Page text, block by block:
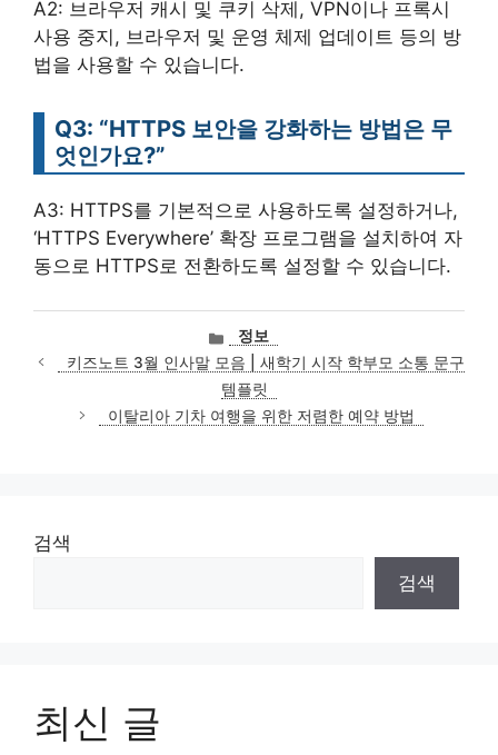
A2: 브라우저 캐시 및 쿠키 삭제, VPN이나 프록시
사용 중지, 브라우저 및 운영 체제 업데이트 등의 방
법을 사용할 수 있습니다.
Q3: “HTTPS 보안을 강화하는 방법은 무
엇인가요?”
A3: HTTPS를 기본적으로 사용하도록 설정하거나,
‘HTTPS Everywhere’ 확장 프로그램을 설치하여 자
동으로 HTTPS로 전환하도록 설정할 수 있습니다.
카
테
고
리
정보
키즈노트 3월 인사말 모음 | 새학기 시작 학부모 소통 문구
템플릿
이탈리아 기차 여행을 위한 저렴한 예약 방법
검색
검색
최신 글